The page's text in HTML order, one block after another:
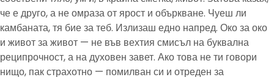
че е друго, а не омраза от ярост и объркване. Чуеш ли
камбаната, тя бие за теб. Излизаш едно напред. Око за око
и живот за живот — не във вехтия смисъл на буквална
реципрочност, а на духовен завет. Ако това не ти говори
нищо, пак страхотно — помилван си и отреден за